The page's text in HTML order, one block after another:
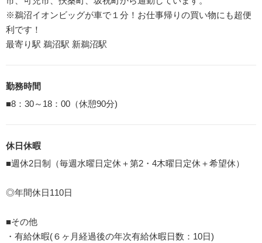
※鵜沼イオンビッグが車で１分！お仕事帰りの買い物にも超便
利です！
最寄り駅 鵜沼駅 新鵜沼駅
勤務時間
■8：30～18：00（休憩90分)
休日休暇
■週休2日制（毎週水曜日定休＋第2・4木曜日定休＋希望休）
◎年間休日110日
■その他
・有給休暇(６ヶ月経過後の年次有給休暇日数：10日)